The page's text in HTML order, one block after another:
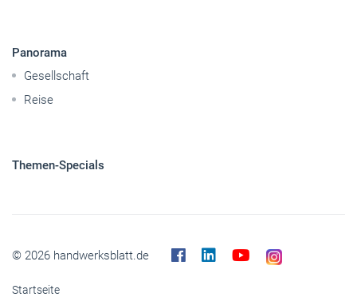
Panorama
Gesellschaft
Reise
Themen-Specials
© 2026 handwerksblatt.de
Startseite